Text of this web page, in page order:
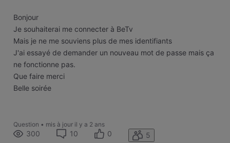
Bonjour
Je souhaiterai me connecter à BeTv
Mais je ne me souviens plus de mes identifiants
J'ai essayé de demander un nouveau mot de passe mais ça
ne fonctionne pas.
Que faire merci
Belle soirée
Question • mis à jour il y a 2 ans
300 10 0 5